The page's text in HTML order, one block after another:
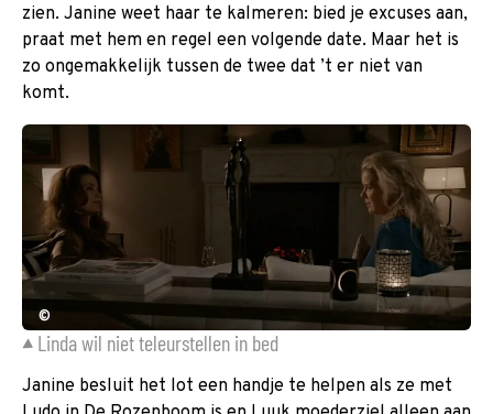
zien. Janine weet haar te kalmeren: bied je excuses aan,
praat met hem en regel een volgende date. Maar het is
zo ongemakkelijk tussen de twee dat ’t er niet van
komt.
©
Linda wil niet teleurstellen in bed
Janine besluit het lot een handje te helpen als ze met